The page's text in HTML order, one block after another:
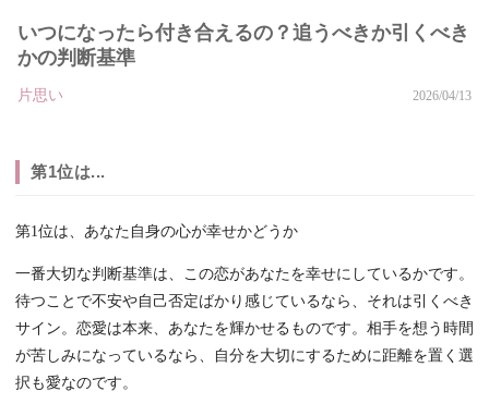
いつになったら付き合えるの？追うべきか引くべき
かの判断基準
片思い 2026/04/13
第1位は...
第1位は、あなた自身の心が幸せかどうか
一番大切な判断基準は、この恋があなたを幸せにしているかです。
待つことで不安や自己否定ばかり感じているなら、それは引くべき
サイン。恋愛は本来、あなたを輝かせるものです。相手を想う時間
が苦しみになっているなら、自分を大切にするために距離を置く選
択も愛なのです。